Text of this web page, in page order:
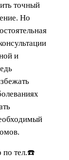
точный
Но
и
по тел.☎️